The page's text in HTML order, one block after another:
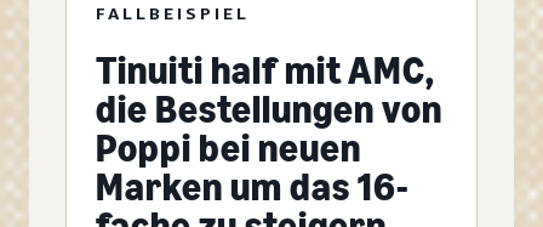
FALLBEISPIEL
Tinuiti half mit AMC,
die Bestellungen von
Poppi bei neuen
Marken um das 16-